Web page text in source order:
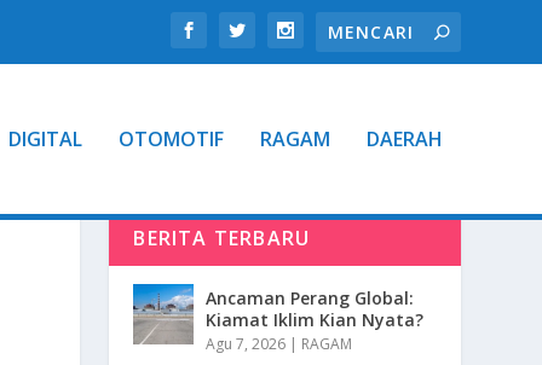
DIGITAL OTOMOTIF RAGAM DAERAH
BERITA TERBARU
Ancaman Perang Global:
Kiamat Iklim Kian Nyata?
Agu 7, 2026 | RAGAM